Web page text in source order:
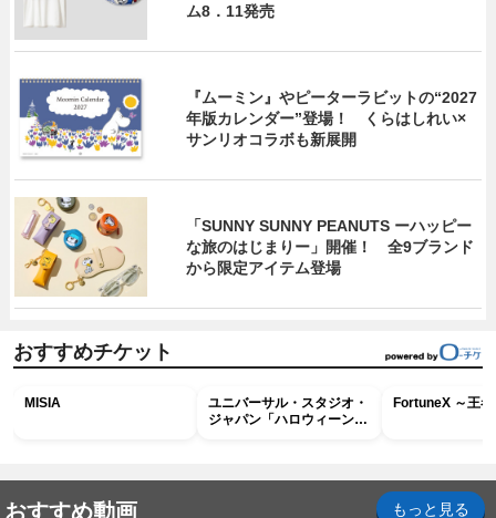
ム8．11発売
『ムーミン』やピーターラビットの“2027
年版カレンダー”登場！ くらはしれい×
サンリオコラボも新展開
「SUNNY SUNNY PEANUTS ーハッピー
な旅のはじまりー」開催！ 全9ブランド
から限定アイテム登場
おすすめチケット
MISIA
ユニバーサル・スタジオ・
ジャパン「ハロウィーン・
FortuneX ～王
おすすめ動画 もっと見る